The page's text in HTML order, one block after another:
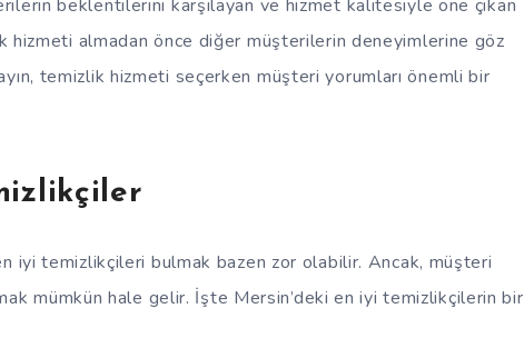
beklentilerini karşılayan ve hizmet kalitesiyle öne çıkan
almadan önce diğer müşterilerin deneyimlerine göz
temizlik hizmeti seçerken müşteri yorumları önemli bir
iyi temizlikçileri bulmak bazen zor olabilir. Ancak, müşteri
mümkün hale gelir. İşte Mersin’deki en iyi temizlikçilerin bir